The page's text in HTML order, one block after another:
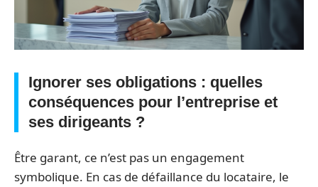
Ignorer ses obligations : quelles
conséquences pour l’entreprise et
ses dirigeants ?
Être garant, ce n’est pas un engagement
symbolique. En cas de défaillance du locataire, le